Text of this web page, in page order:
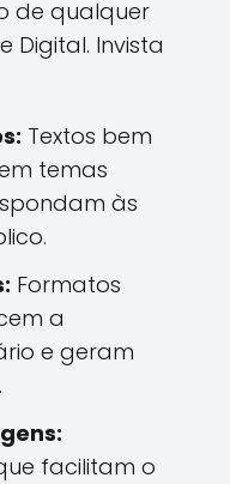
de qualquer
Digital. Invista
Textos bem
temas
às
Formatos
a
e geram
facilitam o